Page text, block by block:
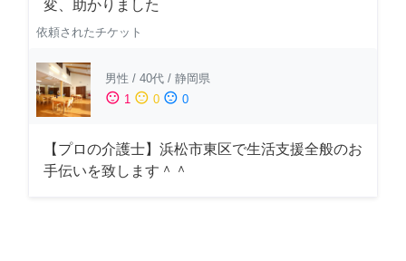
変、助かりました
依頼されたチケット
男性 / 40代 / 静岡県
sentiment_satisfied 1 sentiment_neutral 0 sentiment_dissatisfied 0
【プロの介護士】浜松市東区で生活支援全般のお
手伝いを致します＾＾